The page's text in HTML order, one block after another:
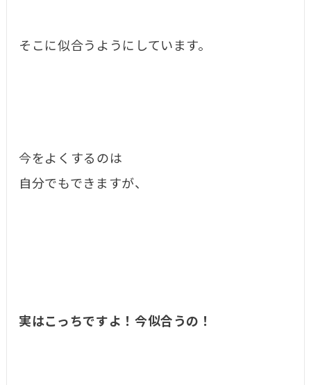
そこに似合うようにしています。
今をよくするのは
自分でもできますが、
実はこっちですよ！今似合うの！